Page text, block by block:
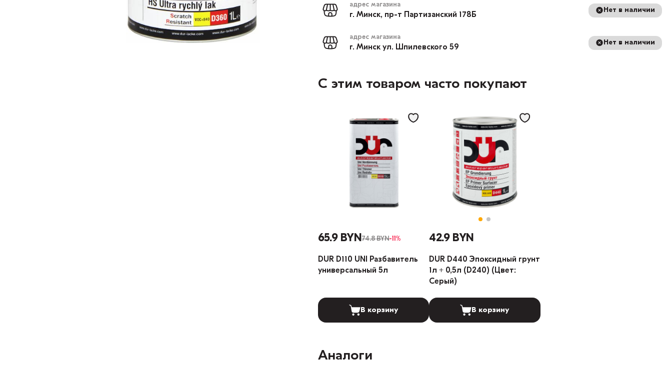
адрес магазина
г. Минск, пр-т Партизанский 178Б
Нет в наличии
адрес магазина
г. Минск ул. Шпилевского 59
Нет в наличии
С этим товаром часто покупают
65.9 BYN74.8 BYN-11%
DUR D110 UNI Разбавитель
универсальный 5л
В корзину
42.9 BYN
DUR D440 Эпоксидный грунт
1л + 0,5л (D240) (Цвет:
Серый)
В корзину
Аналоги